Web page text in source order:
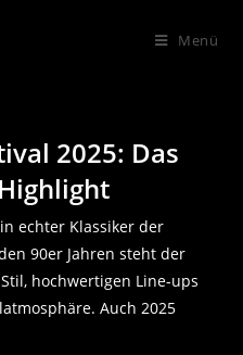
Menü
2025: Das
echter Klassiker der
90er Jahren steht der
hochwertigen Line-ups
Auch 2025